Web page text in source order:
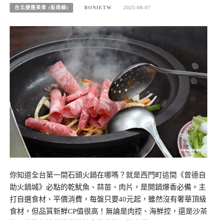
台北捷運美食 (板南線) BONIETW 2025-08-07
你知道全台第一間石頭火鍋在哪嗎？就是西門町這間《曾德自
助火鍋城》必點的乾魷魚、蒜苗、肉片，是開鍋爆香必備。主
打自選食材、平價消費，每盤只要40元起，雖然沒有奢華頂級
食材，但品質新鮮CP值很高！無論是肉控、海鮮控，還是沙茶